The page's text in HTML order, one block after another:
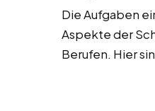
Die Aufgaben
Aspekte der
Berufen. Hier